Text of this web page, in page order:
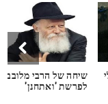
שיחה של הרבי מלובביץ
לפרשת 'ואתחנן'